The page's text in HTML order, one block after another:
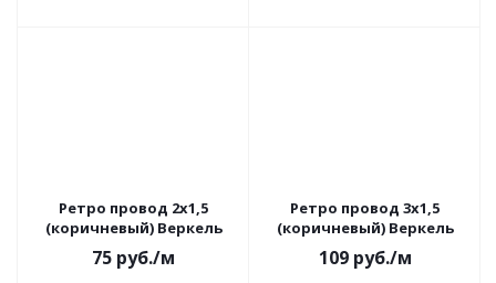
Ретро провод 2х1,5
(коричневый) Веркель
75 руб./м
Ретро провод 3х1,5
(коричневый) Веркель
109руб./м